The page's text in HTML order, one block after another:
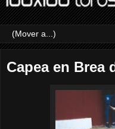
Capea en Brea